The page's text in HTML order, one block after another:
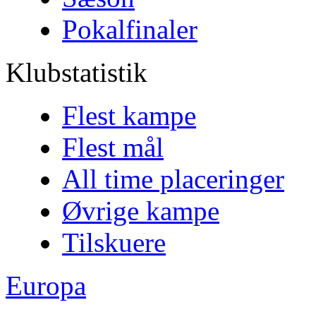
Pokalfinaler
Klubstatistik
Flest kampe
Flest mål
All time placeringer
Øvrige kampe
Tilskuere
Europa